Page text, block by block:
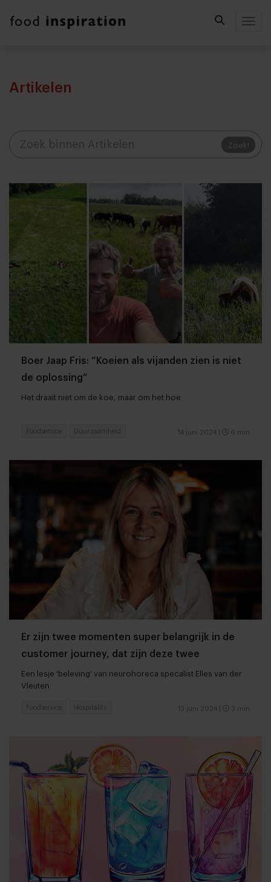
Artikelen
Zoek!
Boer Jaap Fris: “Koeien als vijanden zien is niet
de oplossing”
Het draait niet om de koe, maar om het hoe
14 juni 2024 6 min
Foodservice Duurzaamheid
Er zijn twee momenten super belangrijk in de
customer journey, dat zijn deze twee
Een lesje 'beleving' van neurohoreca specalist Elles van der
Vleuten
13 juni 2024 3 min
Foodservice Hospitality